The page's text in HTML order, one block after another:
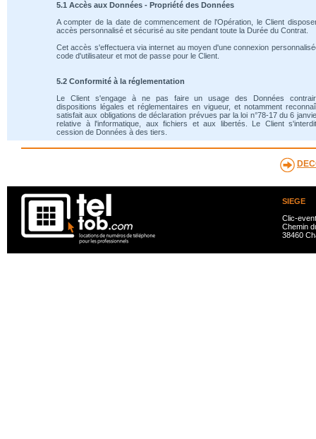
5.1 Accès aux Données - Propriété des Données
A compter de la date de commencement de l'Opération, le Client
accès personnalisé et sécurisé au site pendant toute la Durée du Contrat.
Cet accès s'effectuera via internet au moyen d'une connexion
code d'utilisateur et mot de passe pour le Client.
5.2 Conformité à la réglementation
Le Client s'engage à ne pas faire un usage des Données
dispositions légales et réglementaires en vigueur, et notamment
satisfait aux obligations de déclaration prévues par la loi n°78-17 du 6
relative à l'informatique, aux fichiers et aux libertés. Le Client
cession de Données à des tiers.
SIEGE
Clic-
Chemin
38460